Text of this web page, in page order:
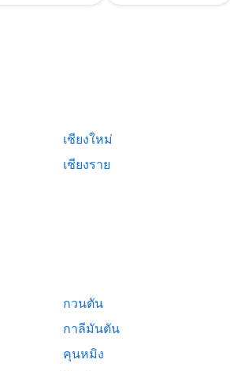
เชียงใหม่
เชียงราย
กวนตัน
กาลีมันตัน
คุนหมิง